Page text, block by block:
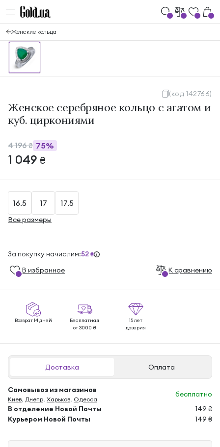
Женские кольца
(код 142766)
Женское серебряное кольцо с агатом и
куб. циркониями
4 196₴ 75%
1 049 ₴
16.5 17 17.5
Все размеры
За покупку начислим:52 ₴
В избранноe К сравнению
Возврат 14 дней
Бесплатная
от 3000 ₴
15 лет
доверия
Доставка Оплата
Самовывоз из магазинов
Киев, Днепр, Харьков, Одесса
бесплатно
В отделение Новой Почты
149 ₴
Курьером Новой Почты
149 ₴